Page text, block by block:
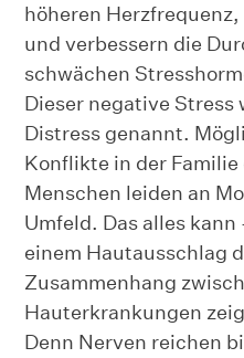
höheren
und verbessern die
schwächen
Dieser negative Stress
Distress genannt.
Konflikte in der Familie
Menschen leiden an
Umfeld. Das alles
einem Hautausschlag
Zusammenhang
Hauterkrankungen
Denn Nerven reichen